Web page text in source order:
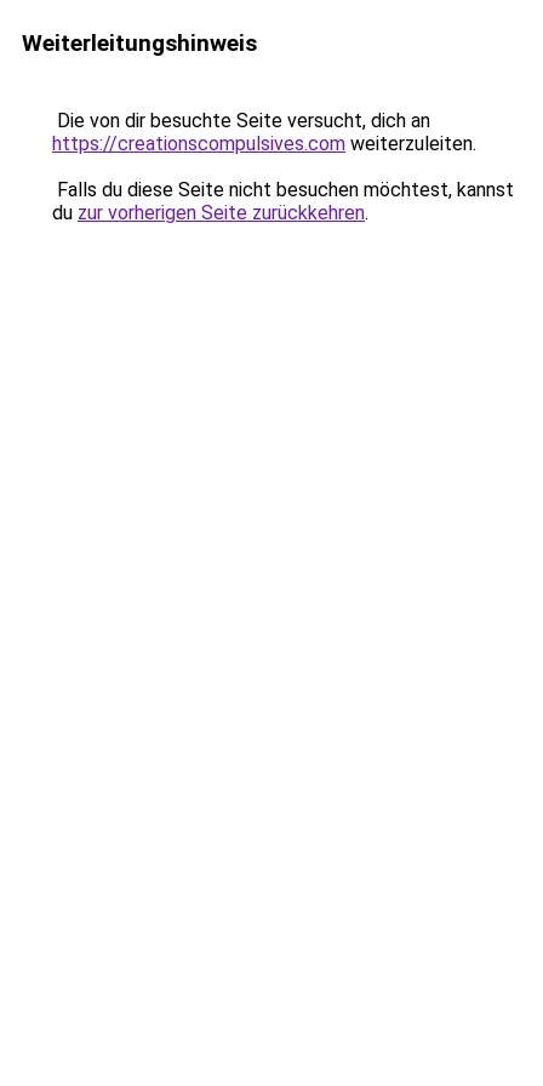
Weiterleitungshinweis
Die von dir besuchte Seite versucht, dich an
https://creationscompulsives.com weiterzuleiten.
Falls du diese Seite nicht besuchen möchtest, kannst
du zur vorherigen Seite zurückkehren.